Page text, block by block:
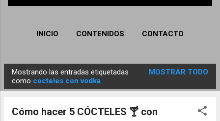
INICIO CONTENIDOS CONTACTO
n
Mostrando las entradas etiquetadas
como cocteles con vodka
MOSTRAR TODO
Cómo hacer 5 CÓCTELES 🍸 con